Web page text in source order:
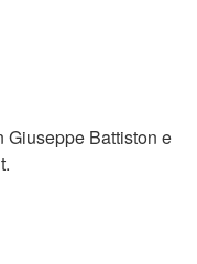
Giuseppe Battiston e